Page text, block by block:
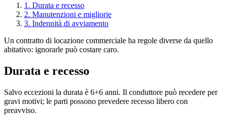
1 . Durata e recesso
2. Manutenzioni e migliorie
3. Indennità di avviamento
Un contratto di locazione commerciale ha regole diverse da quello
abitativo: ignorarle può costare caro.
Durata e recesso
Salvo eccezioni la durata è 6+6 anni. Il conduttore può recedere per
gravi motivi; le parti possono prevedere recesso libero con
preavviso.